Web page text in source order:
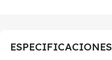
ESPECIFICACIONES